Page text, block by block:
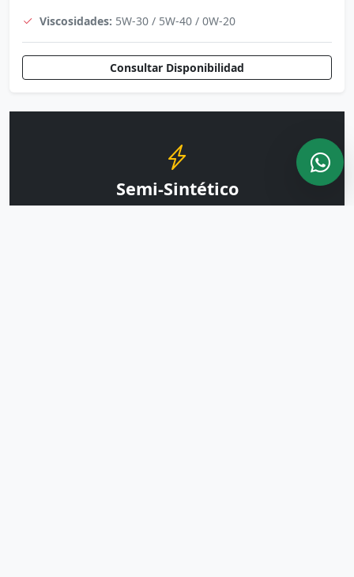
Viscosidades: 5W-30 / 5W-40 / 0W-20
Consultar Disponibilidad
Semi-Sintético